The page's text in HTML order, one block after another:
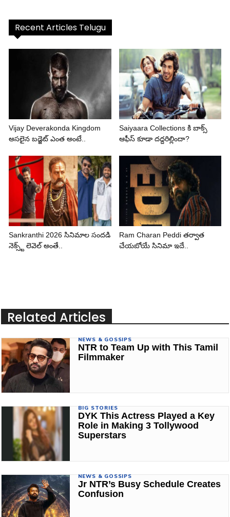
Recent Articles Telugu
Vijay Deverakonda Kingdom
అసలైన బడ్జెట్ ఎంత అంటే..
Saiyaara Collections కి బాక్స్
ఆఫీస్ కూడా దద్దరిల్లిందా?
Sankranthi 2026 సినిమాల సందడి
నెక్స్ట్ లెవెల్ అంతే..
Ram Charan Peddi తర్వాత
చేయబోయే సినిమా ఇదే..
Related Articles
NEWS & GOSSIPS
NTR to Team Up with This Tamil
Filmmaker
BIG STORIES
DYK This Actress Played a Key
Role in Making 3 Tollywood
Superstars
NEWS & GOSSIPS
Jr NTR’s Busy Schedule Creates
Confusion